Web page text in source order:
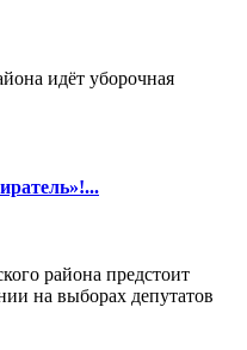
идёт уборочная
района предстоит
на выборах депутатов